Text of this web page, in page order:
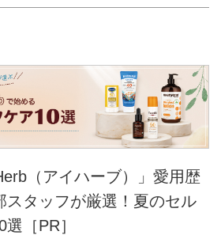
（アイハーブ）」愛用歴
スタッフが厳選！夏のセル
［PR］